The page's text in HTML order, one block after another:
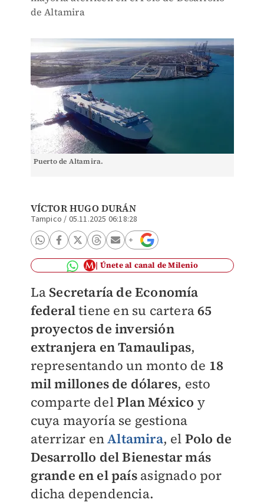
de Altamira
Puerto de Altamira.
VÍCTOR HUGO DURÁN
Tampico / 05.11.2025 06:18:28
Únete al canal de Milenio
La Secretaría de Economía
federaltiene en su cartera65
proyectos de inversión
extranjera en Tamaulipas,
representando un monto de 18
mil millones de dólares, esto
comparte delPlan México y
cuya mayoría se gestiona
aterrizar enAltamira, el Polo de
Desarrollo del Bienestar más
grande en el paísasignado por
dicha dependencia.